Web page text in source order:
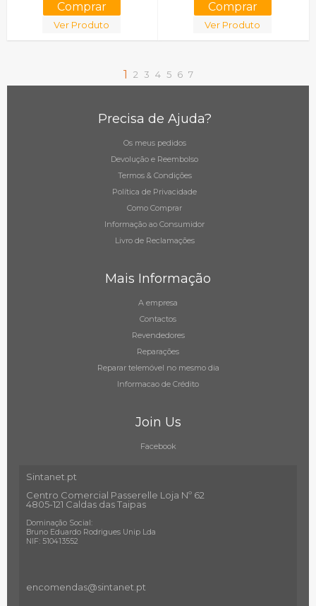
Ver Produto Ver Produto
1 2 3 4 5 6 7
Precisa de Ajuda?
Os meus pedidos
Devolução e Reembolso
Termos & Condições
Política de Privacidade
Como Comprar
Informação ao Consumidor
Livro de Reclamações
Mais Informação
A empresa
Contactos
Revendedores
Reparações
Reparar telemóvel no mesmo dia
Informacao de Crédito
Join Us
Facebook
Sintanet.pt
Centro Comercial Passerelle Loja Nº 62
4805-121 Caldas das Taipas
Dominação Social:
Bruno Eduardo Rodrigues Unip Lda
NIF: 510413552
encomendas@sintanet .pt